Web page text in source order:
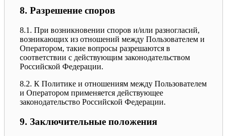
8. Разрешение споров
8.1. При возникновении споров и/или разногласий,
возникающих из отношений между Пользователем и
Оператором, такие вопросы разрешаются в
соответствии с действующим законодательством
Российской Федерации.
8.2. К Политике и отношениям между Пользователем
и Оператором применяется действующее
законодательство Российской Федерации.
9. Заключительные положения